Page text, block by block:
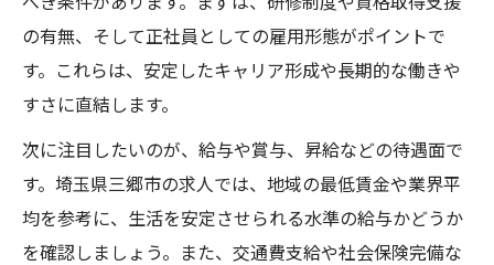
の有無、そして正社員としての雇用形態がポイントで
す。これらは、安定したキャリア形成や長期的な働きや
すさに直結します。
次に注目したいのが、給与や賞与、昇給などの待遇面で
す。埼玉県三郷市の求人では、地域の最低賃金や業界平
均を参考に、生活を安定させられる水準の給与かどうか
を確認しましょう。また、交通費支給や社会保険完備な